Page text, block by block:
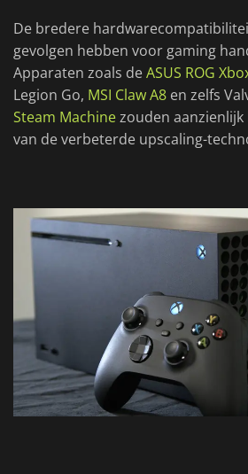
De bredere
gevolgen hebben voor gaming
Apparaten zoals deASUS ROG
Legion Go, MSI Claw A8 en zelfs
Steam Machinezouden
van de verbeterde upscaling-